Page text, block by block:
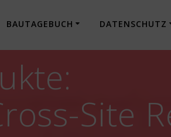
BAUTAGEBUCH DATENSCHUTZ
Site